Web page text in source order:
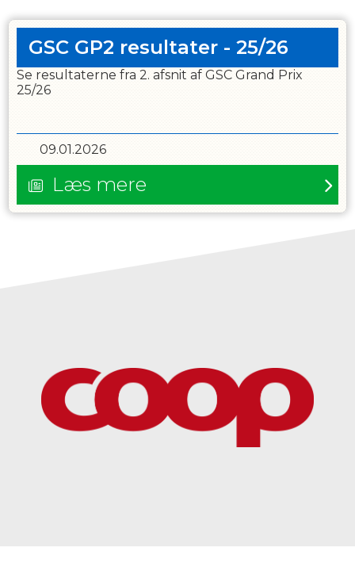
GSC GP2 resultater - 25/26
Se resultaterne fra 2. afsnit af GSC Grand Prix
25/26
09.01.2026
Læs mere